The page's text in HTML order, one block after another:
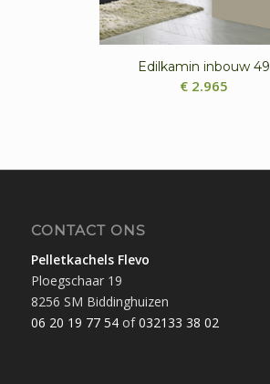
Edilkamin inbouw 49
€ 2.965
CONTACT ONS
Pelletkachels Flevo
Ploegschaar 19
8256 SM Biddinghuizen
06 20 19 77 54of032133 38 02